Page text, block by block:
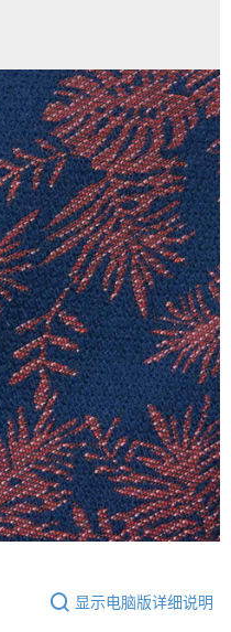
显示电脑版详细说明